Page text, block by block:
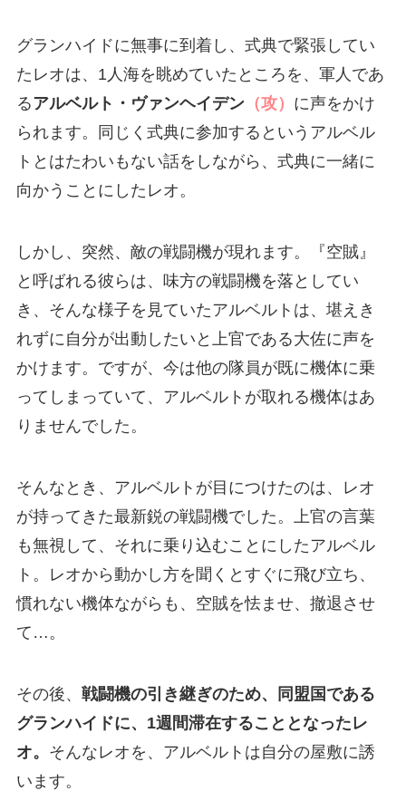
グランハイドに無事に到着し、式典で緊張してい
たレオは、1人海を眺めていたところを、軍人であ
るアルベルト・ヴァンヘイデン（攻） に声をかけ
られます。同じく式典に参加するというアルベル
トとはたわいもない話をしながら、式典に一緒に
向かうことにしたレオ。
しかし、突然、敵の戦闘機が現れます。『空賊』
と呼ばれる彼らは、味方の戦闘機を落としてい
き、そんな様子を見ていたアルベルトは、堪えき
れずに自分が出動したいと上官である大佐に声を
かけます。ですが、今は他の隊員が既に機体に乗
ってしまっていて、アルベルトが取れる機体はあ
りませんでした。
そんなとき、アルベルトが目につけたのは、レオ
が持ってきた最新鋭の戦闘機でした。上官の言葉
も無視して、それに乗り込むことにしたアルベル
ト。レオから動かし方を聞くとすぐに飛び立ち、
慣れない機体ながらも、空賊を怯ませ、撤退させ
て…。
その後、 戦闘機の引き継ぎのため、同盟国である
グランハイドに、1週間滞在することとなったレ
オ。 そんなレオを、アルベルトは自分の屋敷に誘
います。